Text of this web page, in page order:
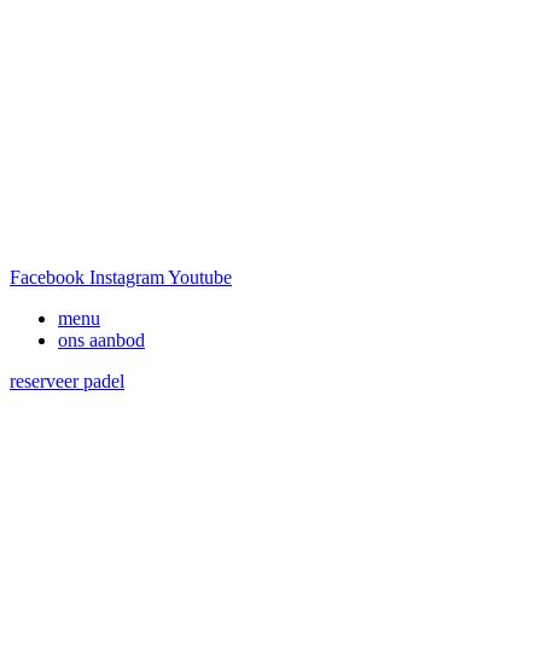
Facebook InstagramYoutube
menu
ons aanbod
reserveer padel